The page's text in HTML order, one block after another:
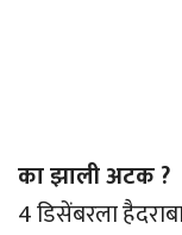
का झाली अटक ?
4 डिसेंबरला